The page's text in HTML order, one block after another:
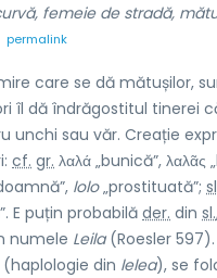
femeie de stradă,
permalink
care se dă mătușilor,
îl dă îndrăgostitul tinerei
unchi sau văr. Creație
cf. gr. λαλά „bunică”, λαλᾶς
lolo„prostituată”;
E puțin probabilă der. din sl.
numele Leila(Roesler 597).
(haplologie din lelea), se